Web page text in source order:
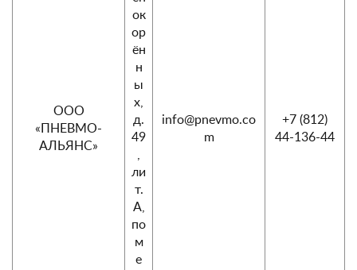
ООО
«ПНЕВМО-
АЛЬЯНС»
ок
ор
ён
н
ы
х,
д.
49
ли
т.
А,
по
м
е
info@pnevmo.co
m
+7 (812)
44-136-44